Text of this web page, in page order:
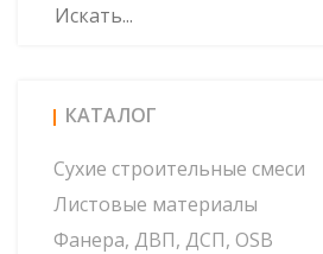
КАТАЛОГ
Сухие строительные смеси
Листовые материалы
Фанера, ДВП, ДСП, OSB